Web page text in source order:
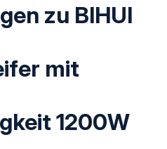
zu BIHUI
mit
1200W